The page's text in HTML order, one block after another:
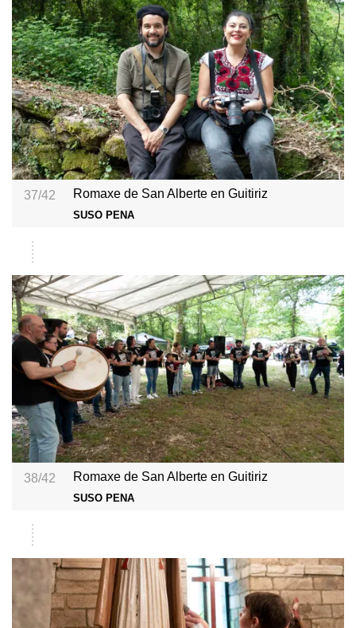
37/42 Romaxe de San Alberte en Guitiriz
SUSO PENA
38/42 Romaxe de San Alberte en Guitiriz
SUSO PENA